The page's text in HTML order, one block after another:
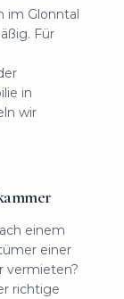
im Glonntal
Für
in
wir
einem
einer
vermieten?
richtige